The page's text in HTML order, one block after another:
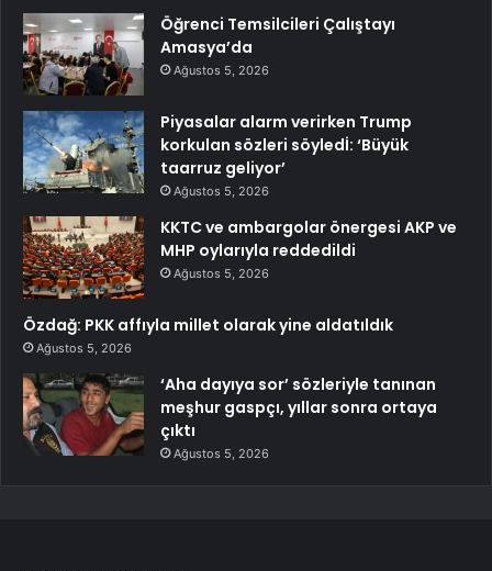
Öğrenci Temsilcileri Çalıştayı
Amasya’da
Ağustos 5, 2026
Piyasalar alarm verirken Trump
korkulan sözleri söyledİ: ‘Büyük
taarruz geliyor’
Ağustos 5, 2026
KKTC ve ambargolar önergesi AKP ve
MHP oylarıyla reddedildi
Ağustos 5, 2026
Özdağ: PKK affıyla millet olarak yine aldatıldık
Ağustos 5, 2026
‘Aha dayıya sor’ sözleriyle tanınan
meşhur gaspçı, yıllar sonra ortaya
çıktı
Ağustos 5, 2026